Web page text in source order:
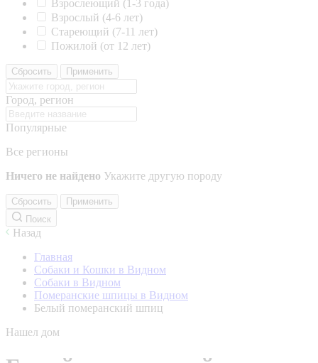
Взрослеющий (1-3 года)
Взрослый (4-6 лет)
Стареющий (7-11 лет)
Пожилой (от 12 лет)
Сбросить Применить
Город, регион
Популярные
Все регионы
Ничего не найдено Укажите другую породу
Сбросить
Применить
Поиск
Назад
Главная
Собаки и Кошки в Видном
Собаки в Видном
Померанские шпицы в Видном
Белый померанский шпиц
Нашел дом